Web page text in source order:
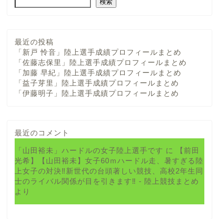
検索
最近の投稿
「新戸 怜音」陸上選手成績プロフィールまとめ
「佐藤志保里」陸上選手成績プロフィールまとめ
「加藤 早紀」陸上選手成績プロフィールまとめ
「益子芽里」陸上選手成績プロフィールまとめ
「伊藤明子」陸上選手成績プロフィールまとめ
最近のコメント
「山田裕未」ハードルの女子陸上選手です に
【前田
光希】【山田裕未】女子60ｍハードル走、暑すぎる陸
上女子の対決‼新世代の台頭著しい競技、高校2年生同
士のライバル関係が目を引きます‼ - 陸上競技まとめ
より